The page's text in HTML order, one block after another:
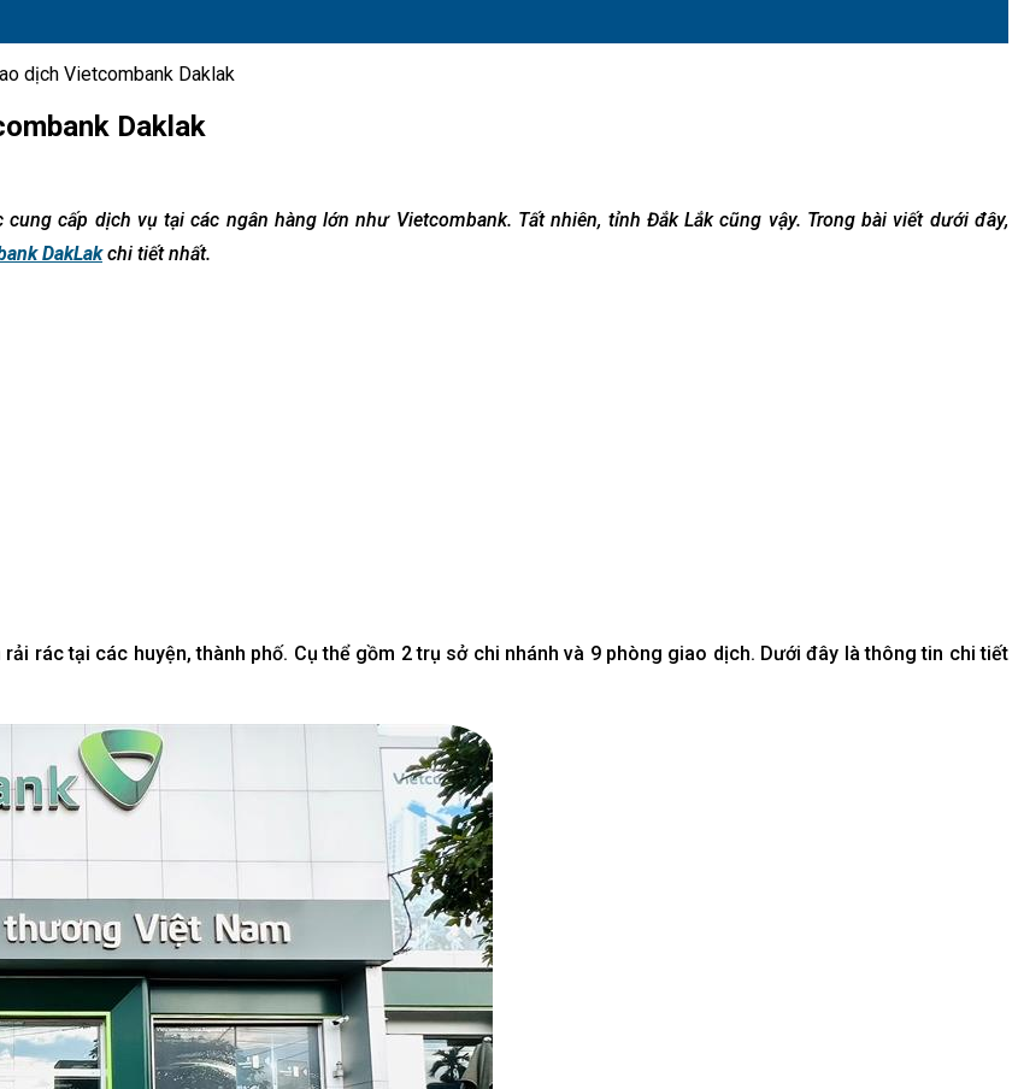
dịch Vietcombank Daklak
Daklak
cấp dịch vụ tại các ngân hàng lớn như Vietcombank. Tất nhiên, tỉnh Đắk Lắk cũng vậy. Trong bài viết dưới đây,
DakLakchi tiết nhất.
rác tại các huyện, thành phố. Cụ thể gồm 2 trụ sở chi nhánh và 9 phòng giao dịch. Dưới đây là thông tin chi tiết